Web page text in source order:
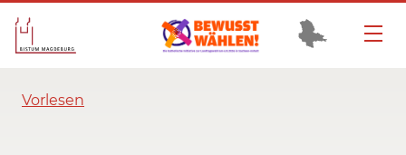
Vorlesen